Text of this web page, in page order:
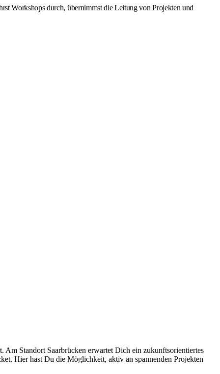
Workshops durch, übernimmst die Leitung von Projekten und
Standort Saarbrücken erwartet Dich ein zukunftsorientiertes
Hier hast Du die Möglichkeit, aktiv an spannenden Projekten